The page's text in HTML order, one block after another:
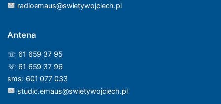
radioemaus@swietywojciech.pl
Antena
☏ 61 659 37 95
☏ 61 659 37 96
sms: 601 077 033
studio.emaus@swietywojciech.pl